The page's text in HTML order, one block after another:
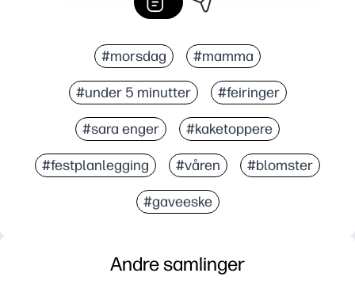
#morsdag #mamma
#under 5 minutter #feiringer
#sara enger #kaketoppere
#festplanlegging #våren #blomster
#gaveeske
Andre samlinger